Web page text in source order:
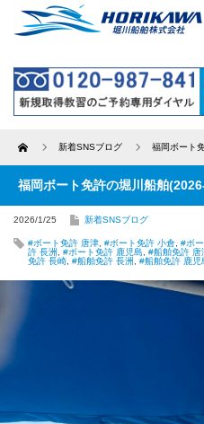
Home 新着SNSブログ 福岡ボート
福岡ボート免許の堀川船舶
2026/1/25 新着SNSブログ
#ボート免許 唐津 #ボート免許 小倉 #ボ
許 長洲
#ボート免許 鹿児島 #船舶免許 唐
免許 長崎 #船舶免許 長洲 #船舶免許 鹿児